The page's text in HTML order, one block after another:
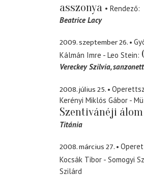
asszonya
Rendező
Beatrice Lacy
2009. szeptember 26.
Kálmán Imre - Leo Stein
Vereckey Szilvia sanzonett
2008. július 25.
Kerényi Miklós Gábor -
Szentivánéji álom
Titánia
2008. március 27.
Kocsák Tibor - Somogyi
Szilárd